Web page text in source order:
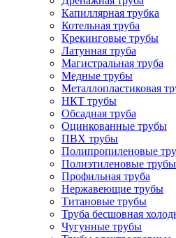
Капиллярная трубка
Котельная труба
Крекинговые трубы
Латунная труба
Магистральная труба
Медные трубы
Металлопластиковая
НКТ трубы
Обсадная труба
Оцинкованные трубы
ПВХ трубы
Полипропиленовые
Полиэтиленовые трубы
Профильная труба
Нержавеющие трубы
Титановые трубы
Труба бесшовная
Чугунные трубы